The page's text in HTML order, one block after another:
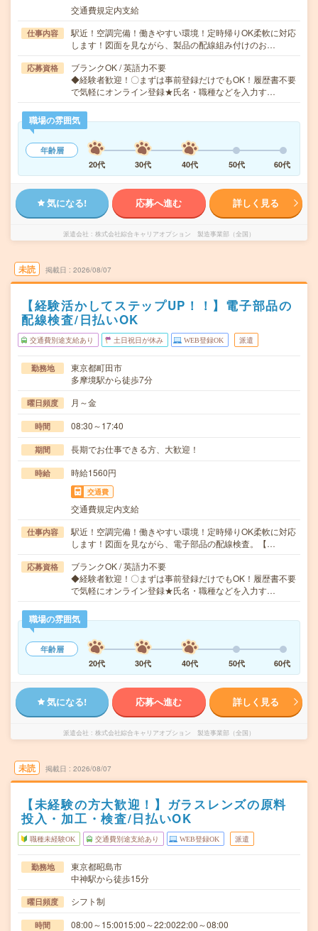
交通費規定内支給
仕事内容
駅近！空調完備！働きやすい環境！定時帰りOK柔軟に対応
します！図面を見ながら、製品の配線組み付けのお…
応募資格
ブランクOK / 英語力不要
◆経験者歓迎！〇まずは事前登録だけでもOK！履歴書不要
で気軽にオンライン登録★氏名・職種などを入力す…
職場の雰囲気
年齢層
20代
30代 40代 50代 60代
気になる! 応募へ進む 詳しく見る
派遣会社 株式会社綜合キャリアオプション 製造事業部（全国）
未読 掲載日 2026/08/07
【経験活かしてステップUP！！】電子部品の
配線検査/日払いOK
交通費別途支給あり 土日祝日が休み WEB登録OK 派遣
勤務地
東京都町田市
多摩境駅から徒歩7分
曜日頻度 月～金
時間 08:30～17:40
期間 長期でお仕事できる方、大歓迎！
時給 時給1560円
交通費
交通費規定内支給
仕事内容
駅近！空調完備！働きやすい環境！定時帰りOK柔軟に対応
します！図面を見ながら、電子部品の配線検査。【…
応募資格
ブランクOK / 英語力不要
◆経験者歓迎！〇まずは事前登録だけでもOK！履歴書不要
で気軽にオンライン登録★氏名・職種などを入力す…
職場の雰囲気
年齢層
20代
30代 40代 50代 60代
気になる! 応募へ進む 詳しく見る
派遣会社 株式会社綜合キャリアオプション 製造事業部（全国）
未読 掲載日 2026/08/07
【未経験の方大歓迎！】ガラスレンズの原料
投入・加工・検査/日払いOK
職種未経験OK 交通費別途支給あり WEB登録OK 派遣
勤務地
東京都昭島市
中神駅から徒歩15分
曜日頻度 シフト制
時間 08:00～15:0015:00～22:0022:00～08:00